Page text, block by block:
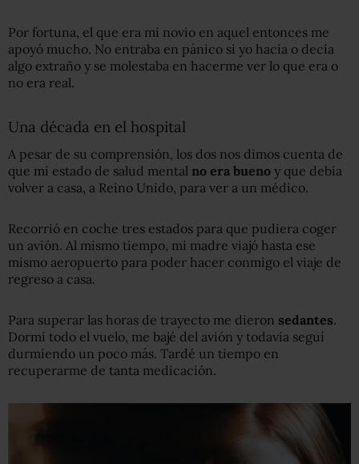
Por fortuna, el que era mi novio en aquel entonces me
apoyó mucho. No entraba en pánico si yo hacía o decía
algo extraño y se molestaba en hacerme ver lo que era o
no era real.
Una década en el hospital
A pesar de su comprensión, los dos nos dimos cuenta de
que mi estado de salud mental no era bueno y que debía
volver a casa, a Reino Unido, para ver a un médico.
Recorrió en coche tres estados para que pudiera coger
un avión. Al mismo tiempo, mi madre viajó hasta ese
mismo aeropuerto para poder hacer conmigo el viaje de
regreso a casa.
Para superar las horas de trayecto me dieron sedantes.
Dormí todo el vuelo, me bajé del avión y todavía seguí
durmiendo un poco más. Tardé un tiempo en
recuperarme de tanta medicación.